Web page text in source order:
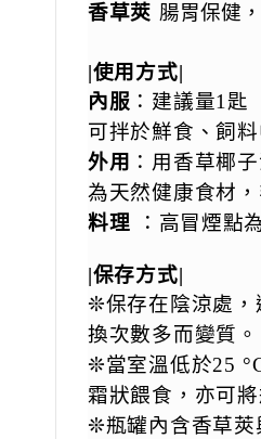
香草莢 腸胃保健
|使用方式|
內服 ：建議量1
可拌於鮮食、飼
外用 ：用香草椰
為天然健康食材，
料理
：高冒煙點
|保存方式|
❊保存在陰涼處，
換次數多而變質。
❊當室溫低於25
霜狀餵食，亦可
❊瓶罐內含香草莢